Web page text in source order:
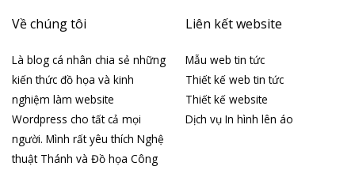
Về chúng tôi
Là blog cá nhân chia sẻ những
kiến thức đồ họa và kinh
nghiệm làm website
Wordpress cho tất cả mọi
người. Mình rất yêu thích Nghệ
thuật Thánh và Đồ họa Công
Liên kết website
Mẫu web tin tức
Thiết kế web tin tức
Thiết kế website
Dịch vụ In hình lên áo